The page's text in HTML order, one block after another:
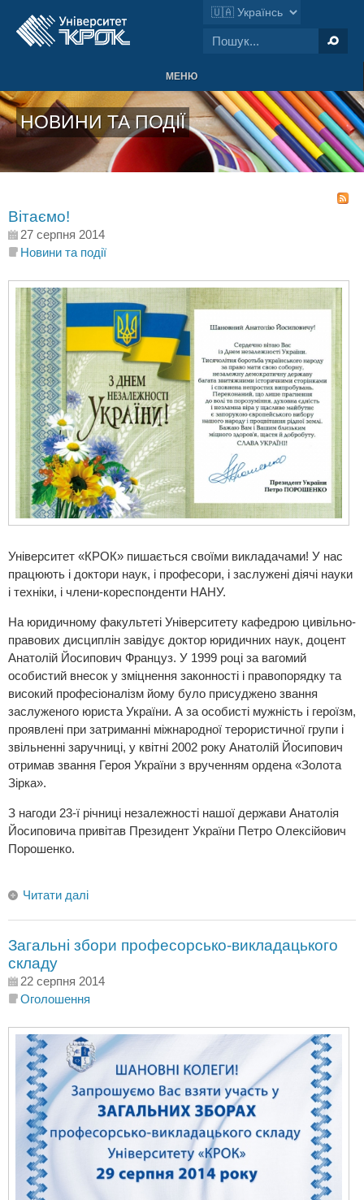
МЕНЮ
НОВИНИ ТА ПОДІЇ
Вітаємо!
27 серпня 2014
Новини та події
Університет «КРОК» пишається своїми викладачами! У нас
працюють і доктори наук, і професори, і заслужені діячі науки
і техніки, і члени-кореспонденти НАНУ.
На юридичному факультеті Університету кафедрою цивільно-
правових дисциплін завідує доктор юридичних наук, доцент
Анатолій Йосипович Француз. У 1999 році за вагомий
особистий внесок у зміцнення законності і правопорядку та
високий професіоналізм йому було присуджено звання
заслуженого юриста України. А за особисті мужність і героїзм,
проявлені при затриманні міжнародної терористичної групи і
звільненні заручниці, у квітні 2002 року Анатолій Йосипович
отримав звання Героя України з врученням ордена «Золота
Зірка».
З нагоди 23-ї річниці незалежності нашої держави Анатолія
Йосиповича привітав Президент України Петро Олексійович
Порошенко.
Читати далі
Загальні збори професорсько-викладацького
складу
22 серпня 2014
Оголошення